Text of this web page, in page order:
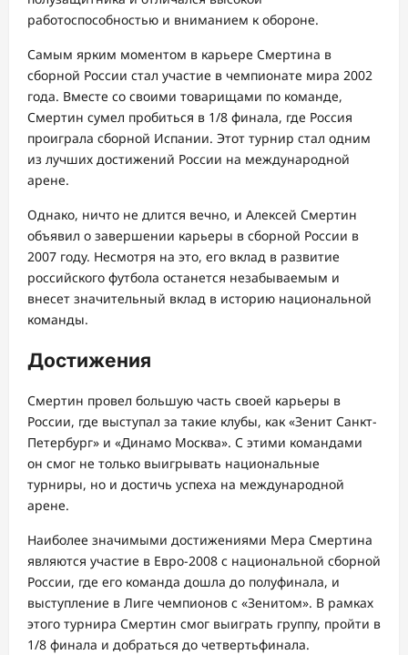
работоспособностью и вниманием к обороне.
Самым ярким моментом в карьере Смертина в
сборной России стал участие в чемпионате мира 2002
года. Вместе со своими товарищами по команде,
Смертин сумел пробиться в 1/8 финала, где Россия
проиграла сборной Испании. Этот турнир стал одним
из лучших достижений России на международной
арене.
Однако, ничто не длится вечно, и Алексей Смертин
объявил о завершении карьеры в сборной России в
2007 году. Несмотря на это, его вклад в развитие
российского футбола останется незабываемым и
внесет значительный вклад в историю национальной
команды.
Достижения
Смертин провел большую часть своей карьеры в
России, где выступал за такие клубы, как «Зенит Санкт-
Петербург» и «Динамо Москва». С этими командами
он смог не только выигрывать национальные
турниры, но и достичь успеха на международной
арене.
Наиболее значимыми достижениями Мера Смертина
являются участие в Евро-2008 с национальной сборной
России, где его команда дошла до полуфинала, и
выступление в Лиге чемпионов с «Зенитом». В рамках
этого турнира Смертин смог выиграть группу, пройти в
1/8 финала и добраться до четвертьфинала.